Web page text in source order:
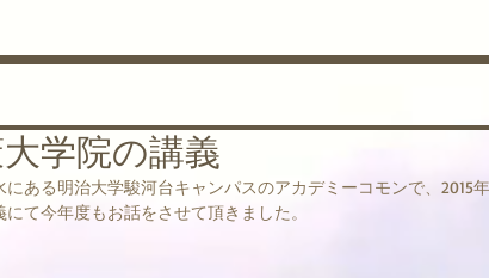
学院の講義
ある明治大学駿河台キャンパスのアカデミーコモンで、2015年
て今年度もお話をさせて頂きました。